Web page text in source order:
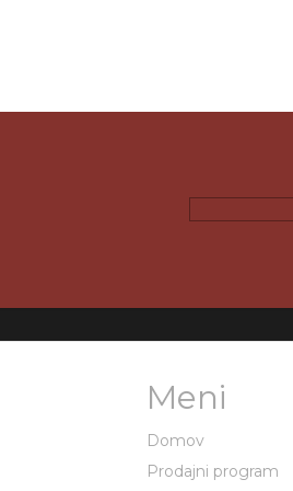
Meni
Domov
Prodajni program